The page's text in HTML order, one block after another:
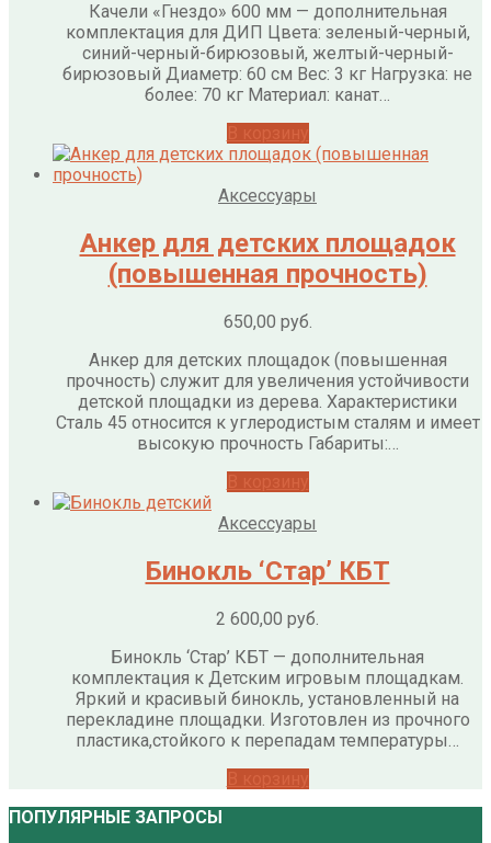
Качели «Гнездо» 600 мм — дополнительная
комплектация для ДИП Цвета: зеленый-черный,
синий-черный-бирюзовый, желтый-черный-
бирюзовый Диаметр: 60 см Вес: 3 кг Нагрузка: не
более: 70 кг Материал: канат…
Аксессуары
Анкер для детских площадок
(повышенная прочность)
650,00 руб.
Анкер для детских площадок (повышенная
прочность) служит для увеличения устойчивости
детской площадки из дерева. Характеристики
Сталь 45 относится к углеродистым сталям и имеет
высокую прочность Габариты:…
Аксессуары
Бинокль ‘Стар’ КБТ
2 600,00 руб.
Бинокль ‘Стар’ КБТ — дополнительная
комплектация к Детским игровым площадкам.
Яркий и красивый бинокль, установленный на
перекладине площадки. Изготовлен из прочного
пластика,стойкого к перепадам температуры…
ПОПУЛЯРНЫЕ ЗАПРОСЫ